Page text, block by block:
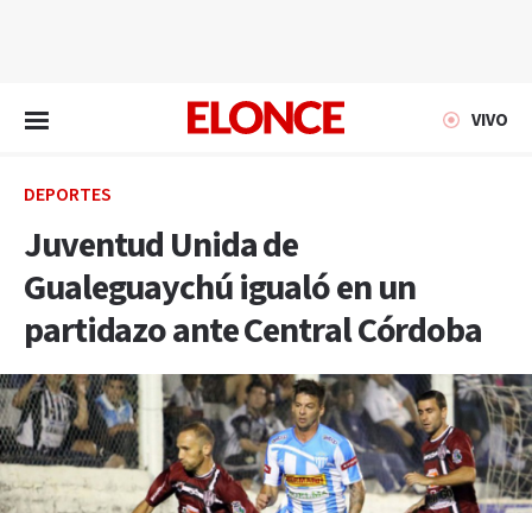
VIVO
DEPORTES
Juventud Unida de
Gualeguaychú igualó en un
partidazo ante Central Córdoba